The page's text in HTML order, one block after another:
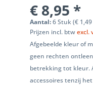
€ 8,95 *
Aantal:6 Stuk (€
Prijzen incl. btwexcl.
Afgebeelde kleur of
geen rechten
betrekking tot kleur.
accessoires tenzij